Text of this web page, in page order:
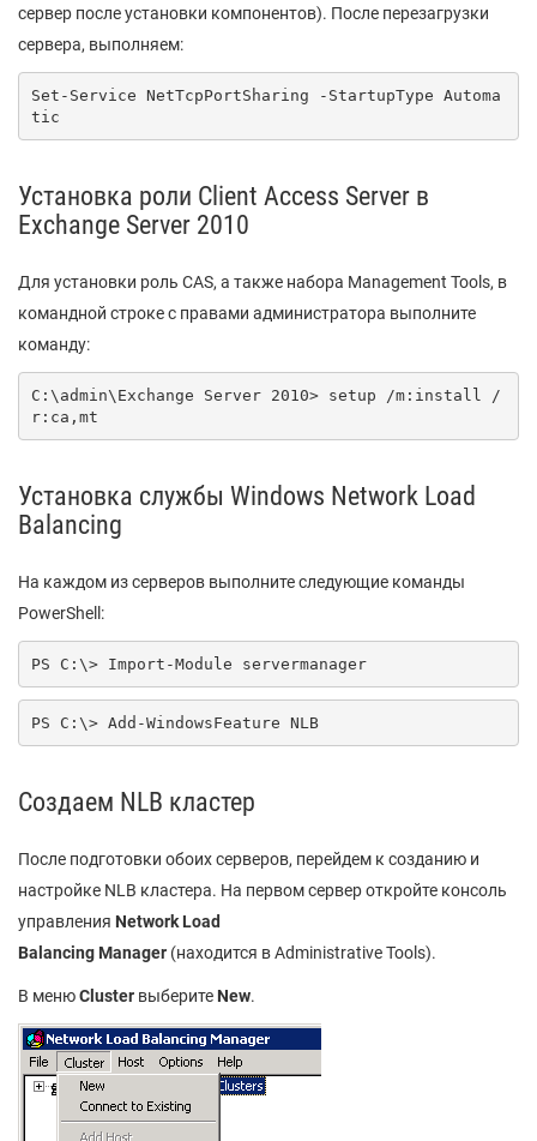
сервер после установки компонентов). После перезагрузки
сервера, выполняем:
Set-Service NetTcpPortSharing -StartupType Automa
tic
Установка роли Client Access Server в
Exchange Server 2010
Для установки роль CAS, а также набора Management Tools, в
командной строке с правами администратора выполните
команду:
C:\admin\Exchange Server 2010> setup /m:install /
r:ca,mt
Установка службы Windows Network Load
Balancing
На каждом из серверов выполните следующие команды
PowerShell:
PS C:\> Import-Module servermanager
PS C:\> Add-WindowsFeature NLB
Создаем NLB кластер
После подготовки обоих серверов, перейдем к созданию и
настройке NLB кластера. На первом сервер откройте консоль
управления Network Load
Balancing Manager (находится в Administrative Tools).
В менюCluster выберите New.